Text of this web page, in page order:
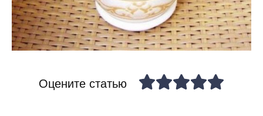
Оцените статью